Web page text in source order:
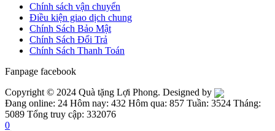
Chính sách vận chuyển
Điều kiện giao dịch chung
Chính Sách Bảo Mật
Chính Sách Đổi Trả
Chính Sách Thanh Toán
Fanpage facebook
Copyright © 2024 Quà tặng Lợi Phong. Designed by
Đang online: 24 Hôm nay: 432 Hôm qua: 857 Tuần: 3524 Tháng:
5089 Tổng truy cập: 332076
0